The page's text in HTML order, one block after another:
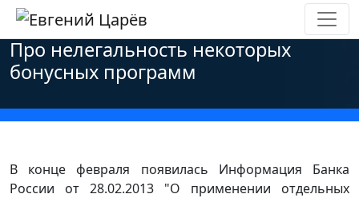
Главная»Новости»Оффтоп
Про нелегальность некоторых
бонусных программ
В конце февраля появилась Информация Банка
России от 28.02.2013 "О применении отдельных